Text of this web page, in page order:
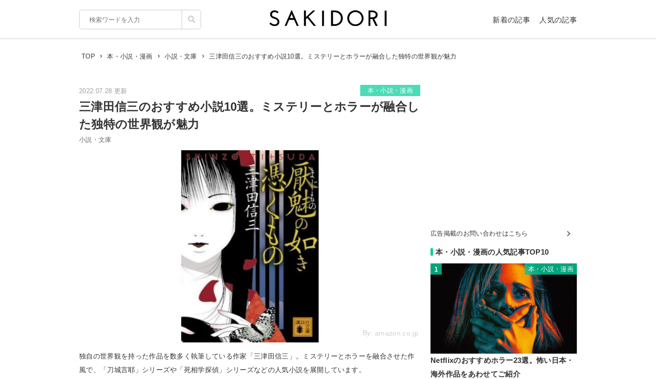
新着の記事 人気の記事
TOP 本・小説・漫画 小説・文庫 三津田信三のおすすめ小説10選。ミステリーとホラーが融合した独特の世界観が魅力
2022.07.28 更新 本・小説・漫画
三津田信三のおすすめ小説10選。ミステリーとホラーが融合し
た独特の世界観が魅力
小説・文庫
By: amazon.co.jp
独自の世界観を持った作品を数多く執筆している作家「三津田信三」。ミステリーとホラーを融合させた作
風で、「刀城言耶」シリーズや「死相学探偵」シリーズなどの人気小説を展開しています。
広告掲載のお問い合わせはこちら
本・小説・漫画の人気記事TOP10
1 本・小説・漫画
Netflixのおすすめホラー23選。怖い日本・
海外作品をあわせてご紹介